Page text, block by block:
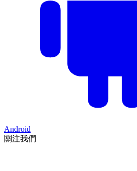
Android
關注我們